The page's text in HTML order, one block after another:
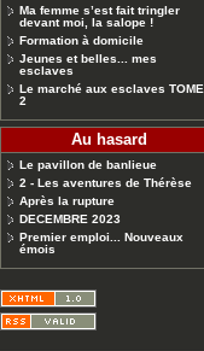
Ma femme s’est fait tringler
devant moi, la salope !
Formation à domicile
Jeunes et belles... mes
esclaves
Le marché aux esclaves TOME
2
Au hasard
Le pavillon de banlieue
2 - Les aventures de Thérèse
Après la rupture
DECEMBRE 2023
Premier emploi... Nouveaux
émois